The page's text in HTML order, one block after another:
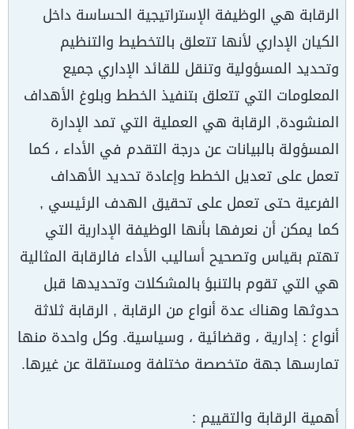
الرقابة هي الوظيفة الإستراتيجية الحساسة داخل
الكيان الإداري لأنها تتعلق بالتخطيط والتنظيم
وتحديد المسؤولية وتنقل للقائد الإداري جميع
المعلومات التي تتعلق بتنفيذ الخطط وبلوغ الأهداف
المنشودة, الرقابة هي العملية التي تمد الإدارة
المسؤولة بالبيانات عن درجة التقدم في الأداء ، كما
تعمل على تعديل الخطط وإعادة تحديد الأهداف
الفرعية حتى تعمل على تحقيق الهدف الرئيسي ,
كما يمكن أن نعرفها بأنها الوظيفة الإدارية التي
تهتم بقياس وتصحيح أساليب الأداء فالرقابة المثالية
هي التي تقوم بالتنبؤ بالمشكلات وتحديدها قبل
حدوثها وهناك عدة أنواع من الرقابة , الرقابة ثلاثة
أنواع : إدارية ، وقضائية ، وسياسية. وكل واحدة منها
تمارسها جهة متخصصة مختلفة ومستقلة عن غيرها.
أهمية الرقابة والتقييم :